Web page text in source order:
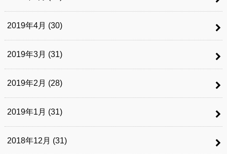
2019年4月 (30)
2019年3月 (31)
2019年2月 (28)
2019年1月 (31)
2018年12月 (31)